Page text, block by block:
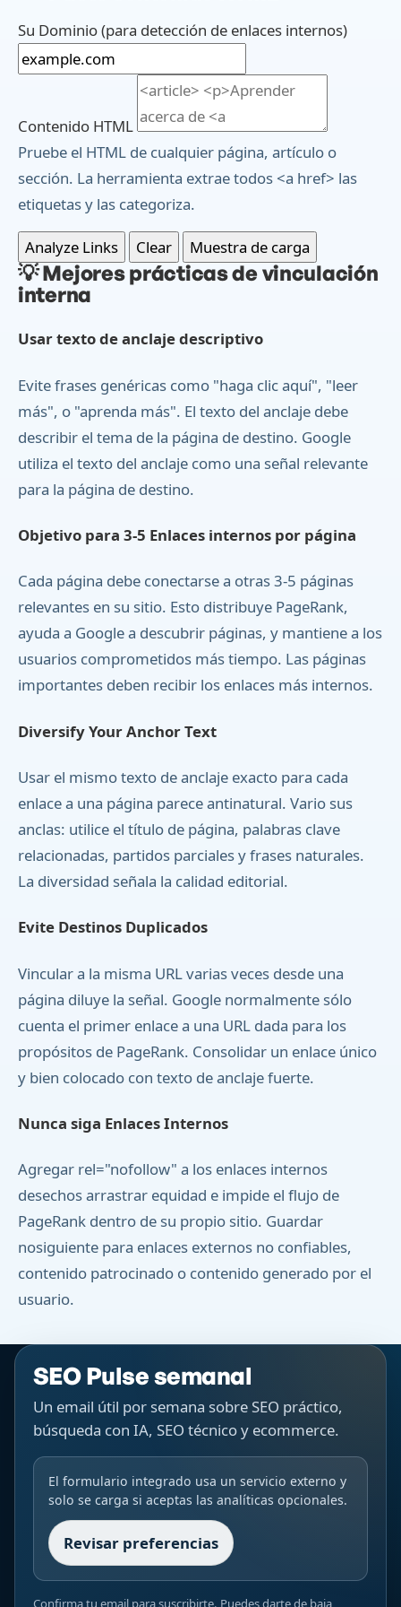
Su Dominio (para detección de enlaces internos)
Contenido HTML
Pruebe el HTML de cualquier página, artículo o
sección. La herramienta extrae todos <a href> las
etiquetas y las categoriza.
Analyze Links Clear Muestra de carga
💡Mejores prácticas de vinculación
interna
Usar texto de anclaje descriptivo
Evite frases genéricas como "haga clic aquí", "leer
más", o "aprenda más". El texto del anclaje debe
describir el tema de la página de destino. Google
utiliza el texto del anclaje como una señal relevante
para la página de destino.
Objetivo para 3-5 Enlaces internos por página
Cada página debe conectarse a otras 3-5 páginas
relevantes en su sitio. Esto distribuye PageRank,
ayuda a Google a descubrir páginas, y mantiene a los
usuarios comprometidos más tiempo. Las páginas
importantes deben recibir los enlaces más internos.
Diversify Your Anchor Text
Usar el mismo texto de anclaje exacto para cada
enlace a una página parece antinatural. Vario sus
anclas: utilice el título de página, palabras clave
relacionadas, partidos parciales y frases naturales.
La diversidad señala la calidad editorial.
Evite Destinos Duplicados
Vincular a la misma URL varias veces desde una
página diluye la señal. Google normalmente sólo
cuenta el primer enlace a una URL dada para los
propósitos de PageRank. Consolidar un enlace único
y bien colocado con texto de anclaje fuerte.
Nunca siga Enlaces Internos
Agregar rel="nofollow" a los enlaces internos
desechos arrastrar equidad e impide el flujo de
PageRank dentro de su propio sitio. Guardar
nosiguiente para enlaces externos no confiables,
contenido patrocinado o contenido generado por el
usuario.
SEO Pulse semanal
Un email útil por semana sobre SEO práctico,
búsqueda con IA, SEO técnico y ecommerce.
El formulario integrado usa un servicio externo y
solo se carga si aceptas las analíticas opcionales.
Revisar preferencias